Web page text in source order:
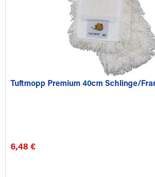
Tuftmopp Premium 40cm Schlinge/
6,48 €